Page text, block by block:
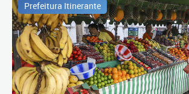
Prefeitura Itinerante